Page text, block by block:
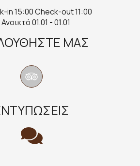
in 15:00 Check-out 11:00
Ανοικτό 01.01 - 01.01
ΜΑΣ